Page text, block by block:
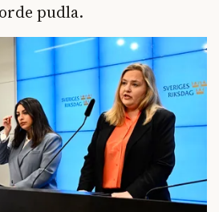
pudla.